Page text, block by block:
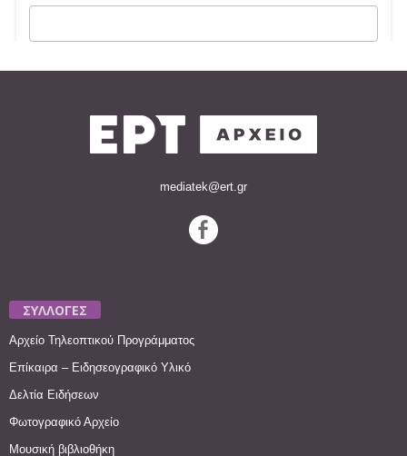
mediatek@ert.gr
ΣΥΛΛΟΓΕΣ
Αρχείο Τηλεοπτικού Προγράμματος
Επίκαιρα – Ειδησεογραφικό Υλικό
Δελτία Ειδήσεων
Φωτογραφικό Αρχείο
Μουσική βιβλιοθήκη